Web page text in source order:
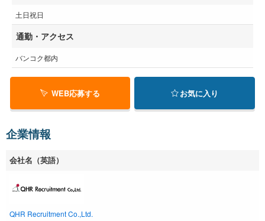
土日祝日
通勤・アクセス
バンコク都内
WEB応募する お気に入り
企業情報
会社名（英語）
QHR Recruitment Co.,Ltd.